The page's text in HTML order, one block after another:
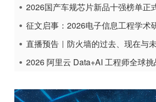
2026国产车规芯片新品十强榜单正
征文启事：2026电子信息工程学术
成电路应用杂志）
直播预告｜防火墙的过去、现在与
2026 阿里云 Data+AI 工程师全球